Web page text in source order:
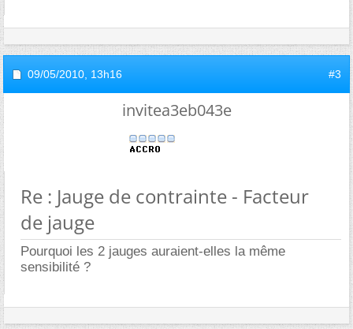
09/05/2010, 13h16 #3
invitea3eb043e
Re : Jauge de contrainte - Facteur
de jauge
Pourquoi les 2 jauges auraient-elles la même
sensibilité ?